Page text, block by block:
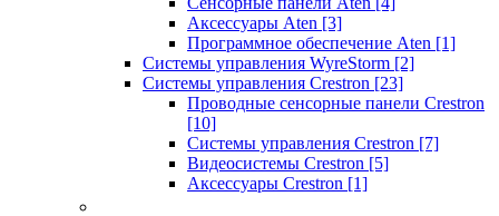
Аксессуары Aten [3]
Программное обеспечение Aten [1]
Системы управления WyreStorm [2]
Системы управления Crestron [23]
Проводные сенсорные панели Crestron
[10]
Системы управления Crestron [7]
Видеосистемы Crestron [5]
Аксессуары Crestron [1]